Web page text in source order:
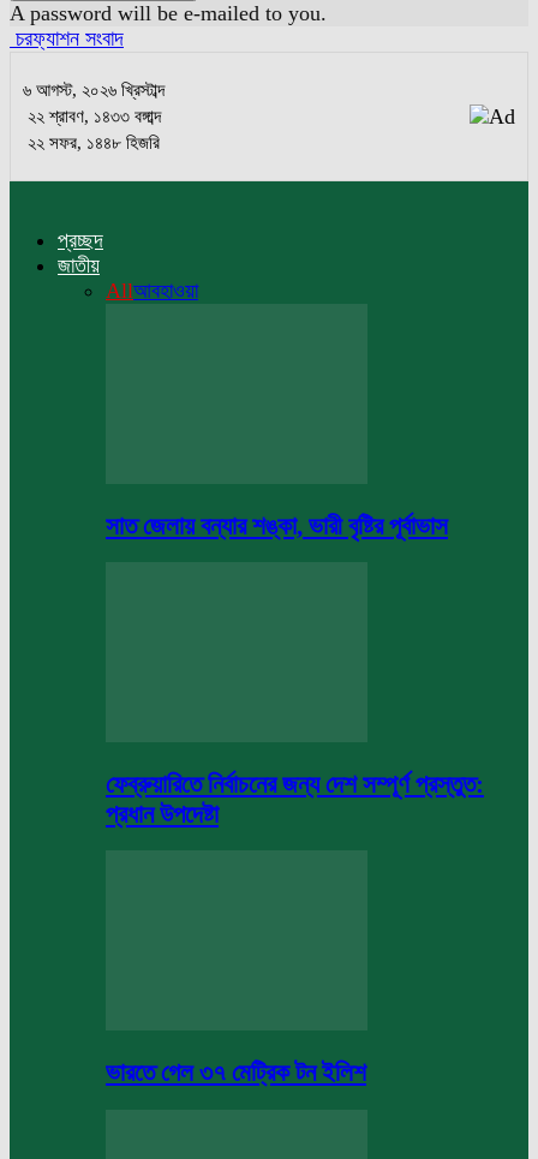
A password will be e-mailed to you.
চরফ্যাশন সংবাদ
৬ আগস্ট, ২০২৬ খ্রিস্টাব্দ
২২ শ্রাবণ, ১৪৩৩ বঙ্গাব্দ
২২ সফর, ১৪৪৮ হিজরি
প্রচ্ছদ
জাতীয়
Allআবহাওয়া
সাত জেলায় বন্যার শঙ্কা, ভারী বৃষ্টির পূর্বাভাস
ফেব্রুয়ারিতে নির্বাচনের জন্য দেশ সম্পূর্ণ প্রস্তুত:
প্রধান উপদেষ্টা
ভারতে গেল ৩৭ মেট্রিক টন ইলিশ